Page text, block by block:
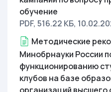
обучение
PDF, 516.22 КБ,
Методические
Минобрнауки России
функционированию
клубов на базе